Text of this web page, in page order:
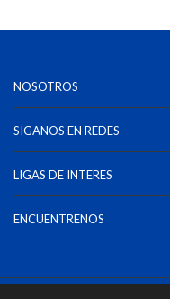
NOSOTROS
SIGANOS EN REDES
LIGAS DE INTERES
ENCUENTRENOS